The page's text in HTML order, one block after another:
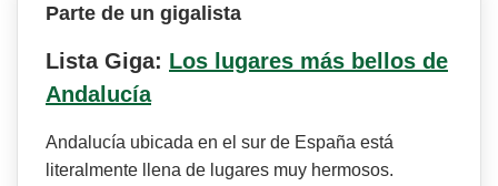
Parte de un gigalista
Lista Giga: Los lugares más bellos de
Andalucía
Andalucía ubicada en el sur de España está
literalmente llena de lugares muy hermosos.